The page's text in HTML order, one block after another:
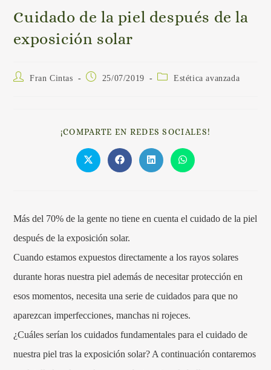
Cuidado de la piel después de la
exposición solar
Fran Cintas 25/07/2019 Estética avanzada
¡COMPARTE EN REDES SOCIALES!
Más del 70% de la gente no tiene en cuenta el cuidado de la piel
después de la exposición solar.
Cuando estamos expuestos directamente a los rayos solares
durante horas nuestra piel además de necesitar protección en
esos momentos, necesita una serie de cuidados para que no
aparezcan imperfecciones, manchas ni rojeces.
¿Cuáles serían los cuidados fundamentales para el cuidado de
nuestra piel tras la exposición solar? A continuación contaremos